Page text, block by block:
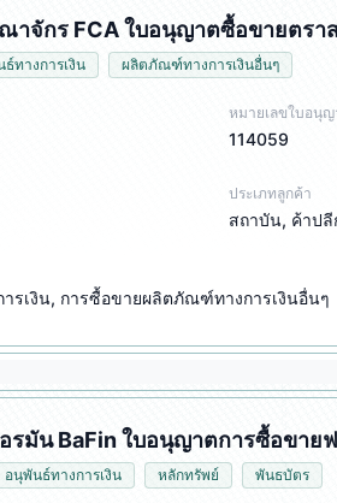
าจักร FCA ใบอนุญาตซื้อขายตรา
ทางการเงิน ผลิตภัณฑ์ทางการเงินอื่นๆ
หมายเลขใบอนุญ
114059
ประเภทลูกค้า
สถาบัน, ค้าปลี
รเงิน, การซื้อขายผลิตภัณฑ์ทางการเงินอื่นๆ
อรมัน BaFin ใบอนุญาตการซื้อขาย
อนุพันธ์ทางการเงิน หลักทรัพย์ พันธบัตร